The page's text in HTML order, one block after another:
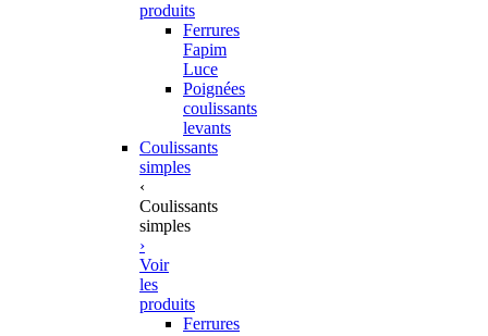
produits
Ferrures
Fapim
Luce
Poignées
coulissants
levants
Coulissants
simples
‹
Coulissants
simples
›
Voir
les
produits
Ferrures